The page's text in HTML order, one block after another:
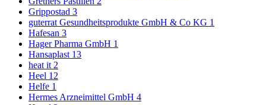
Grippostad 3
guterrat Gesundheitsprodukte GmbH & Co KG 1
Hafesan 3
Hager Pharma GmbH 1
Hansaplast 13
heat it 2
Heel 12
Helfe 1
Hermes Arzneimittel GmbH 4